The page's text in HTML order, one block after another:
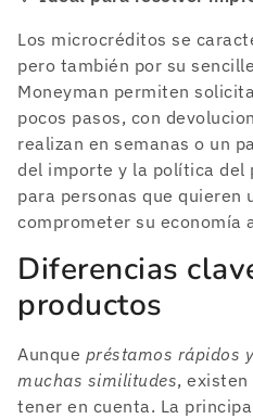
Los microcréditos se
pero también por su
Moneyman permiten
pocos pasos, con
realizan en semanas o un
del importe y la política del
para personas que quieren
comprometer su economía
Diferencias
productos
Aunque préstamos rápidos
muchas similitudes, existen
tener en cuenta. La